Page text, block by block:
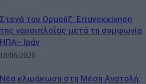
Στενά του Ορμούζ: Επανεκκίνηση
της ναυσιπλοΐας μετά τη συμφωνία
ΗΠΑ– Ιράν
18/06/2026
Νέα κλιμάκωση στη Μέση Ανατολή: